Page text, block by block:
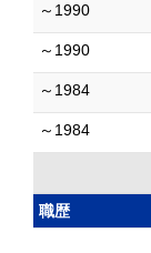
～1990
～1990
～1984
～1984
職歴